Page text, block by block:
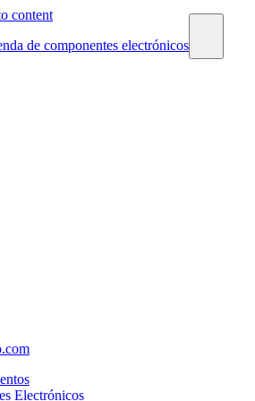
content
de componentes electrónicos
Electrónicos